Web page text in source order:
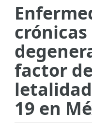
crónicas
factor
19 en